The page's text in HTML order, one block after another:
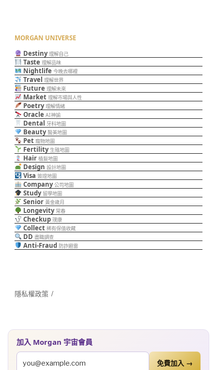
MORGAN UNIVERSE
Destiny 理解自己
Taste 理解品味
Nightlife 今晚去哪裡
Travel 理解世界
Future 理解未來
Market 理解市場與人性
Poetry 理解情緒
Oracle AI神諭
Dental 牙科地圖
Beauty 醫美地圖
Pet 寵物地圖
Fertility 生殖地圖
Hair 植髮地圖
Design 設計地圖
Visa 簽證地圖
Company 公司地圖
Study 留學地圖
Senior 黃金歲月
Longevity 常春
Checkup 璞康
Collect 稀有保值收藏
DD 盡職調查
Anti-Fraud 防詐避雷
隱私權政策
加入 Morgan 宇宙會員
免費加入 →